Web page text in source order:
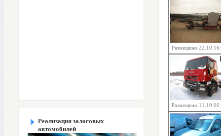
Реализация залоговых
автомобилей
Размещено 22.10
Размещено 11.10